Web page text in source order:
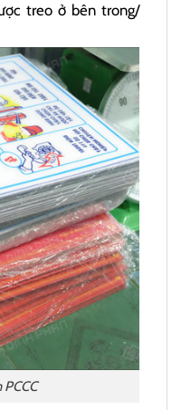
treo ở bên trong/